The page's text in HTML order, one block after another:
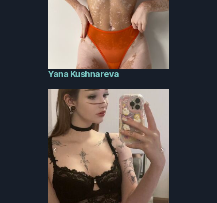
Yana Kushnareva